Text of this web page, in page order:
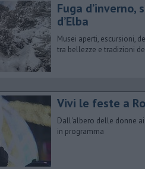
Fuga d’inverno,
d’Elba
Musei aperti, escursioni,
tra bellezze e tradizioni
Vivi le feste a
Dall'albero delle donne
in programma